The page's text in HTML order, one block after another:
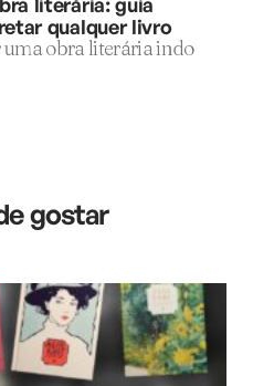
qualquer livro
obra literária indo
gostar